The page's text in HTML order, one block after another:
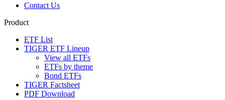
Contact Us
Product
ETF List
TIGER ETF Lineup
View all ETFs
ETFs by theme
Bond ETFs
TIGER Factsheet
PDF Download